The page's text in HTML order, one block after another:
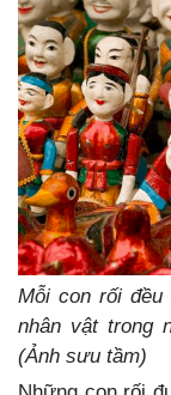
Mỗi con rối
nhân vật trong
(Ảnh sưu tầm)